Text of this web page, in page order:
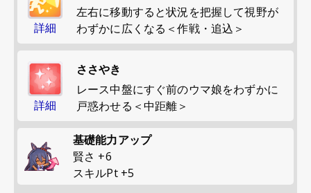
詳細
左右に移動すると状況を把握して視野が
わずかに広くなる＜作戦・追込＞
詳細
ささやき
レース中盤にすぐ前のウマ娘をわずかに
戸惑わせる＜中距離＞
基礎能力アップ
賢さ +6
スキルPt+5